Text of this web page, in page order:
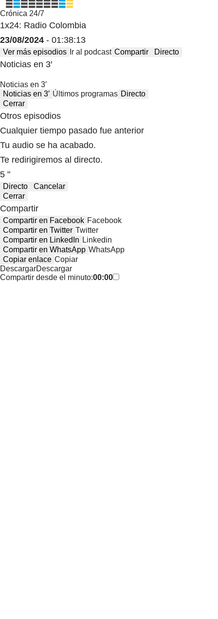
Crónica 24/7
1x24: Radio Colombia
23/08/2024 - 01:38:13
Ver más episodios Ir al podcast Compartir Directo
Noticias en 3′
Noticias en 3′
Noticias en 3′ Últimos programas Directo
Cerrar
Otros episodios
Cualquier tiempo pasado fue anterior
Tu audio se ha acabado.
Te redirigiremos al directo.
5 "
Directo
Cancelar
Cerrar
Compartir
Compartir en Facebook Facebook
Compartir en Twitter Twitter
Compartir en LinkedIn Linkedin
Compartir en WhatsApp WhatsApp
Copiar enlace Copiar
DescargarDescargar
Compartir desde el minuto:00:00